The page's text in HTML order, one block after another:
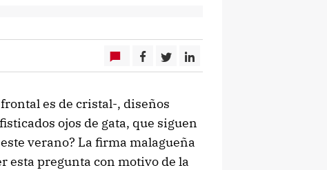
frontal es de cristal-, diseños
ojos de gata, que siguen
verano? La firma malagueña
esta pregunta con motivo de la